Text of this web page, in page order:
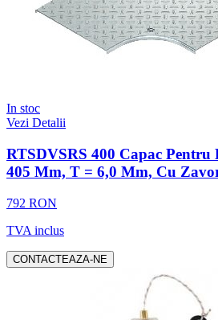
In stoc
Vezi Detalii
RTSDVSRS 400 Capac Pentru
405 Mm, T = 6,0 Mm, Cu
792 RON
TVA inclus
CONTACTEAZA-NE